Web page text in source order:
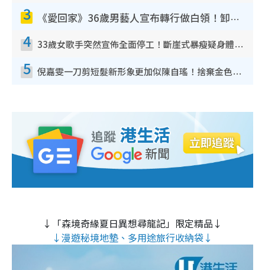
3 《愛回家》36歲男藝人宣布轉行做白領！卸下藝人身份回歸素人平淡生活
4 33歲女歌手突然宣佈全面停工！斷崖式暴瘦疑身體亮紅燈！聲明曝︰將暫時淡出
5 倪嘉雯一刀剪短髮新形象更加似陳自瑤！捨棄金色長髮造型氣質大變超驚喜
↓「森境奇緣夏日異想尋龍記」限定精品↓
↓漫遊秘境地墊、多用途旅行收納袋↓